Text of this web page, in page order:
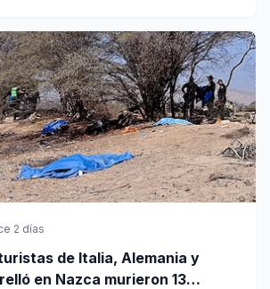
2 días
de Italia, Alemania y
en Nazca murieron 13